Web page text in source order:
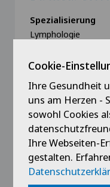
Spezialisierung
Lymphologie
Profil ansehen
Alle anzeigen
Cookie-
Ihre Gesundheit
uns am Herzen -
sowohl Cookies
Ihre Webseiten-
gestalten.